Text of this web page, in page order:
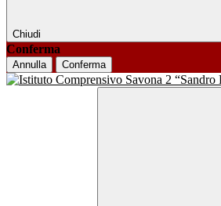
Chiudi
Conferma
Annulla Conferma